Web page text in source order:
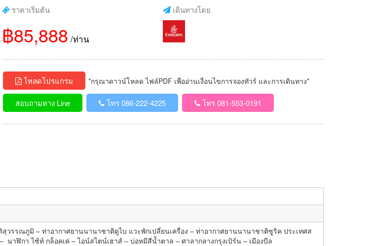
ราคาเริ่มต้น
฿85,888 /ท่าน
เดินทางโดย
โหลดโปรแกรม *กรุณาดาวน์โหลด ไฟล์PDF เพื่ออ่านเงื่อนไขการจองทัวร์ และการเดินทาง*
สอบถามทาง Line โทร 086-222-4225 โทร 081-553-0191
วรรณภูมิ – ท่าอากาศยานนานาชาติดูไบ แวะพักเปลี่ยนเครื่อง – ท่าอากาศยานนานาชาติซูริค ประเทศส
นาฬิกา ไซ้ท์ กล็อคเค่ – ไอน์สไตน์เฮาส์ – บ่อหมีสีน้ำตาล – ศาลากลางกรุงเบิร์น – เมืองบีล